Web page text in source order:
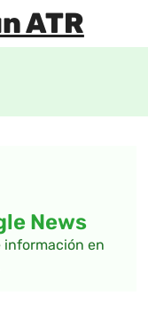
ATR
News
en